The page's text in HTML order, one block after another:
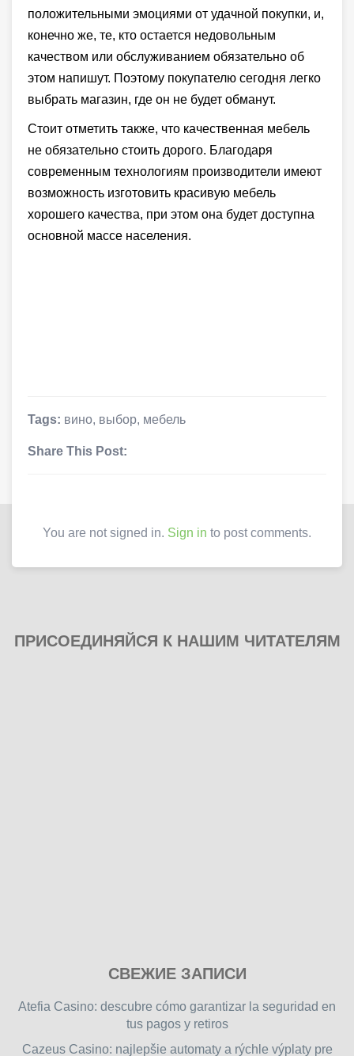
положительными эмоциями от удачной покупки, и,
конечно же, те, кто остается недовольным
качеством или обслуживанием обязательно об
этом напишут. Поэтому покупателю сегодня легко
выбрать магазин, где он не будет обманут.
Стоит отметить также, что качественная мебель
не обязательно стоить дорого. Благодаря
современным технологиям производители имеют
возможность изготовить красивую мебель
хорошего качества, при этом она будет доступна
основной массе населения.
Tags: вино, выбор, мебель
Share This Post:
You are not signed in. Sign in to post comments.
ПРИСОЕДИНЯЙСЯ К НАШИМ ЧИТАТЕЛЯМ
free
СВЕЖИЕ ЗАПИСИ
Atefia Casino: descubre cómo garantizar la seguridad en
tus pagos y retiros
Cazeus Casino: najlepšie automaty a rýchle výplaty pre